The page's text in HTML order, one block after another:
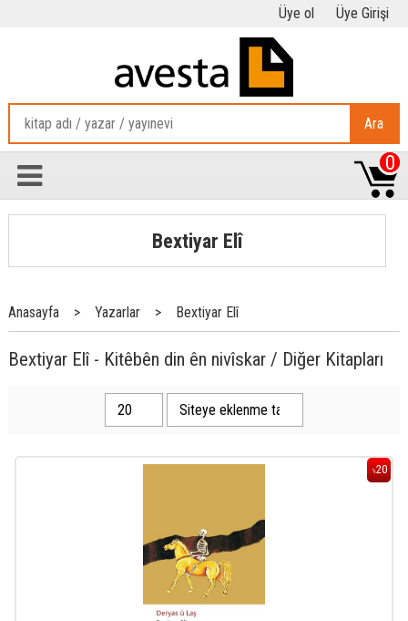
Üye ol Üye Girişi
Ara
0
Bextiyar Elî
Anasayfa > Yazarlar > Bextiyar Elî
Bextiyar Elî - Kitêbên din ên nivîskar / Diğer Kitapları
%20